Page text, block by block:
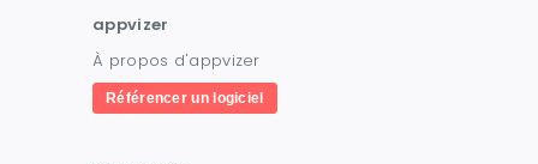
appvizer
À propos d'appvizer
Référencer un logiciel